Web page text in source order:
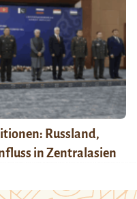
Russland,
in Zentralasien